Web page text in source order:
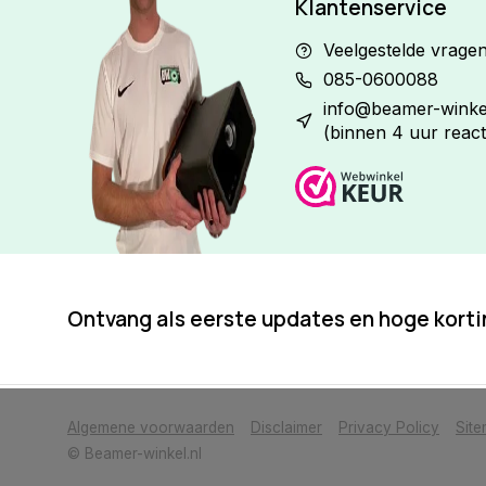
Klantenservice
Veelgestelde
085-0600088
info@beamer-
(binnen 4 uur
Ontvang als eerste updates en hoge
Algemene voorwaarden Disclaimer Privacy Policy
© Beamer-winkel.nl
            Wij slaan cookies op om onze website te verbeteren. Is dat akkoord?